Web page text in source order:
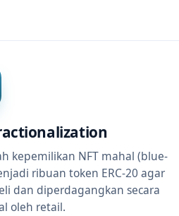
kepemilikan NFT mahal (blue-
ribuan token ERC-20 agar
dan diperdagangkan secara
oleh retail.